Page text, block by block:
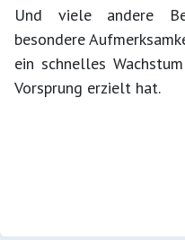
Und viele andere
besondere
ein schnelles
Vorsprung erzielt hat.